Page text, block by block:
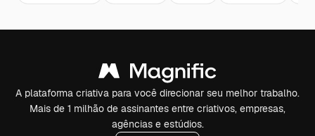
A plataforma criativa para você direcionar seu melhor trabalho.
Mais de 1 milhão de assinantes entre criativos, empresas,
agências e estúdios.